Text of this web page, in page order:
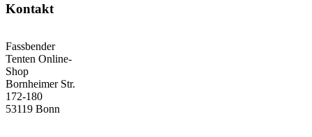
Kontakt
Fassbender
Tenten Online-
Shop
Bornheimer Str.
172-180
53119 Bonn